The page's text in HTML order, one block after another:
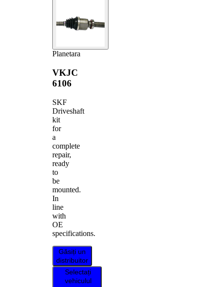
Planetara
VKJC
6106
SKF
Driveshaft
kit
for
a
complete
repair,
ready
to
be
mounted.
In
line
with
OE
specifications.
Găsiți un
distribuitor
Selectați
vehiculul